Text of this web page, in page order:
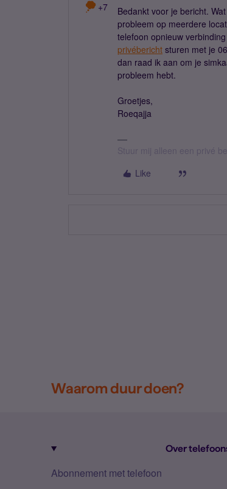
+7
Bedankt voor je bericht.
probleem op meerdere
telefoon opnieuw
privébericht sturen met je
dan raad ik aan om je
probleem hebt.
Groetjes,
Roeqajja
Stuur mij alleen een privé
Like
Waarom duur doen?
Over
Abonnement met telefoon